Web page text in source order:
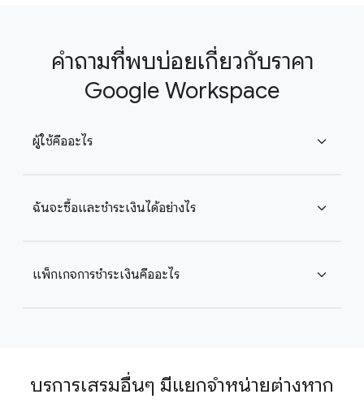
คำถามที่พบบ่อยเกี่ยวกับราคา
Google Workspace
ผู้ใช้คืออะไร expand_more
ฉันจะซื้อและชำระเงินได้อย่างไร expand_more
แพ็กเกจการชำระเงินคืออะไร expand_more
บริการเสริมอื่นๆ มีแยกจำหน่ายต่างหาก